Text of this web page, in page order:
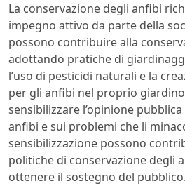
La conservazione degli anfibi
impegno attivo da parte della
possono contribuire alla
adottando pratiche di
l’uso di pesticidi naturali e la
per gli anfibi nel proprio
sensibilizzare l’opinione
anfibi e sui problemi che li
sensibilizzazione possono
politiche di conservazione degli
ottenere il sostegno del pubblico.